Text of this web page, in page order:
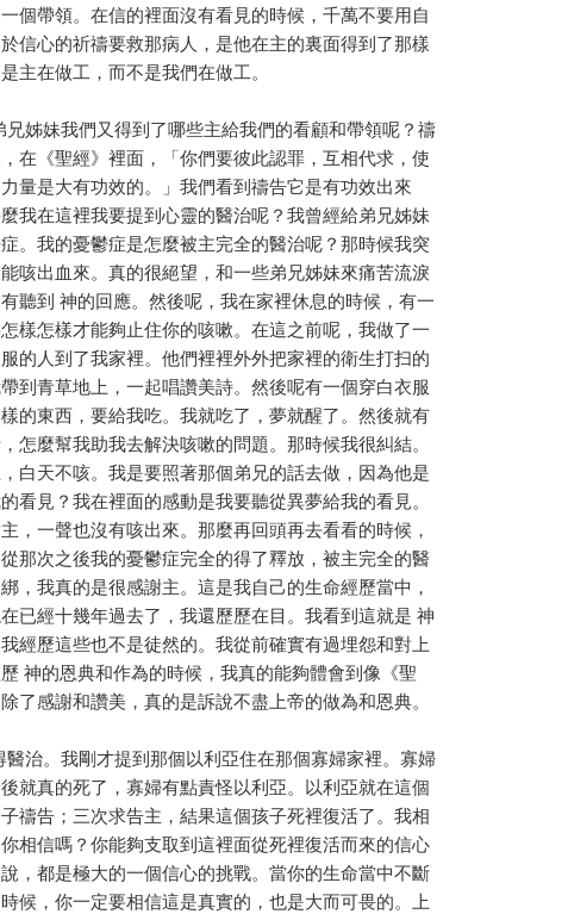
個帶領。在信的裡面沒有看見的時候，千萬不要用自
信心的祈禱要救那病人，是他在主的裏面得到了那樣
主在做工，而不是我們在做工。
姊妹我們又得到了哪些主給我們的看顧和帶領呢？禱
在《聖經》裡面，「你們要彼此認罪，互相代求，使
量是大有功效的。」我們看到禱告它是有功效出來
我在這裡我要提到心靈的醫治呢？我曾經給弟兄姊妹
。我的憂鬱症是怎麼被主完全的醫治呢？那時候我突
咳出血來。真的很絕望，和一些弟兄姊妹來痛苦流淚
聽到 神的回應。然後呢，我在家裡休息的時候，有一
樣怎樣才能夠止住你的咳嗽。在這之前呢，我做了一
的人到了我家裡。他們裡裡外外把家裡的衛生打扫的
到青草地上，一起唱讚美詩。然後呢有一個穿白衣服
的東西，要給我吃。我就吃了，夢就醒了。然後就有
怎麼幫我助我去解決咳嗽的問題。那時候我很糾結。
白天不咳。我是要照著那個弟兄的話去做，因為他是
看見？我在裡面的感動是我要聽從異夢給我的看見。
，一聲也沒有咳出來。那麼再回頭再去看看的時候，
那次之後我的憂鬱症完全的得了釋放，被主完全的醫
，我真的是很感謝主。這是我自己的生命經歷當中，
已經十幾年過去了，我還歷歷在目。我看到這就是 神
經歷這些也不是徒然的。我從前確實有過埋怨和對上
神的恩典和作為的時候，我真的能夠體會到像《聖
了感謝和讚美，真的是訴說不盡上帝的做為和恩典。
治。我剛才提到那個以利亞住在那個寡婦家裡。寡婦
就真的死了，寡婦有點責怪以利亞。以利亞就在這個
禱告；三次求告主，結果這個孩子死裡復活了。我相
相信嗎？你能夠支取到這裡面從死裡復活而來的信心
，都是極大的一個信心的挑戰。當你的生命當中不斷
候，你一定要相信這是真實的，也是大而可畏的。上